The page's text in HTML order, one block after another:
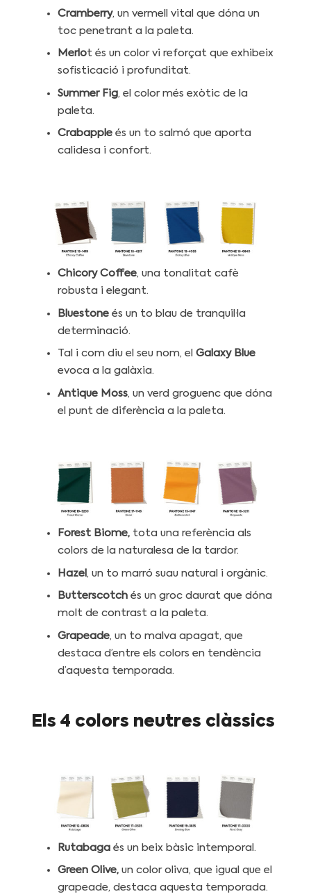
Cramberry, un vermell vital que dóna un
toc penetrant a la paleta.
Merlot és un color vi reforçat que exhibeix
sofisticació i profunditat.
Summer Fig, el color més exòtic de la
paleta.
Crabappleés un to salmó que aporta
calidesa i confort.
Chicory Coffee, una tonalitat cafè
robusta i elegant.
Bluestoneés un to blau de tranquil·la
determinació.
Tal i com diu el seu nom, el Galaxy Blue
evoca a la galàxia.
Antique Moss, un verd groguenc que dóna
el punt de diferència a la paleta.
Forest Biome,tota una referència als
colors de la naturalesa de la tardor.
Hazel , un to marró suau natural i orgànic.
Butterscotchés un groc daurat que dóna
molt de contrast a la paleta.
Grapeade, un to malva apagat, que
destaca d’entre els colors en tendència
d’aquesta temporada.
Els 4 colors neutres clàssics
Rutabagaés un beix bàsic intemporal.
Green Olive,un color oliva, que igual que el
grapeade, destaca aquesta temporada.